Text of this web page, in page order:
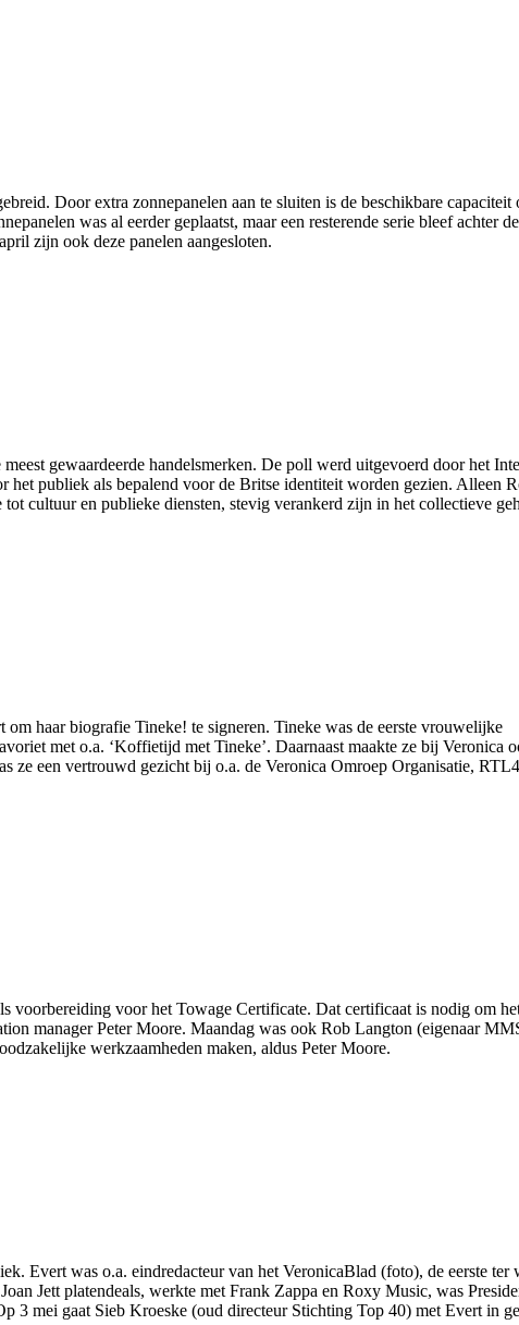
Door extra zonnepanelen aan te sluiten is de beschikbare capaciteit
was al eerder geplaatst, maar een resterende serie bleef achter
zijn ook deze panelen aangesloten.
gewaardeerde handelsmerken. De poll werd uitgevoerd door het
publiek als bepalend voor de Britse identiteit worden gezien. Alleen
cultuur en publieke diensten, stevig verankerd zijn in het collectieve
haar biografie Tineke! te signeren. Tineke was de eerste vrouwelijke
met o.a. ‘Koffietijd met Tineke’. Daarnaast maakte ze bij Veronica
ze een vertrouwd gezicht bij o.a. de Veronica Omroep Organisatie,
voorbereiding voor het Towage Certificate. Dat certificaat is nodig om
manager Peter Moore. Maandag was ook Rob Langton (eigenaar
werkzaamheden maken, aldus Peter Moore.
Evert was o.a. eindredacteur van het VeronicaBlad (foto), de eerste ter
Jett platendeals, werkte met Frank Zappa en Roxy Music, was
3 mei gaat Sieb Kroeske (oud directeur Stichting Top 40) met Evert in